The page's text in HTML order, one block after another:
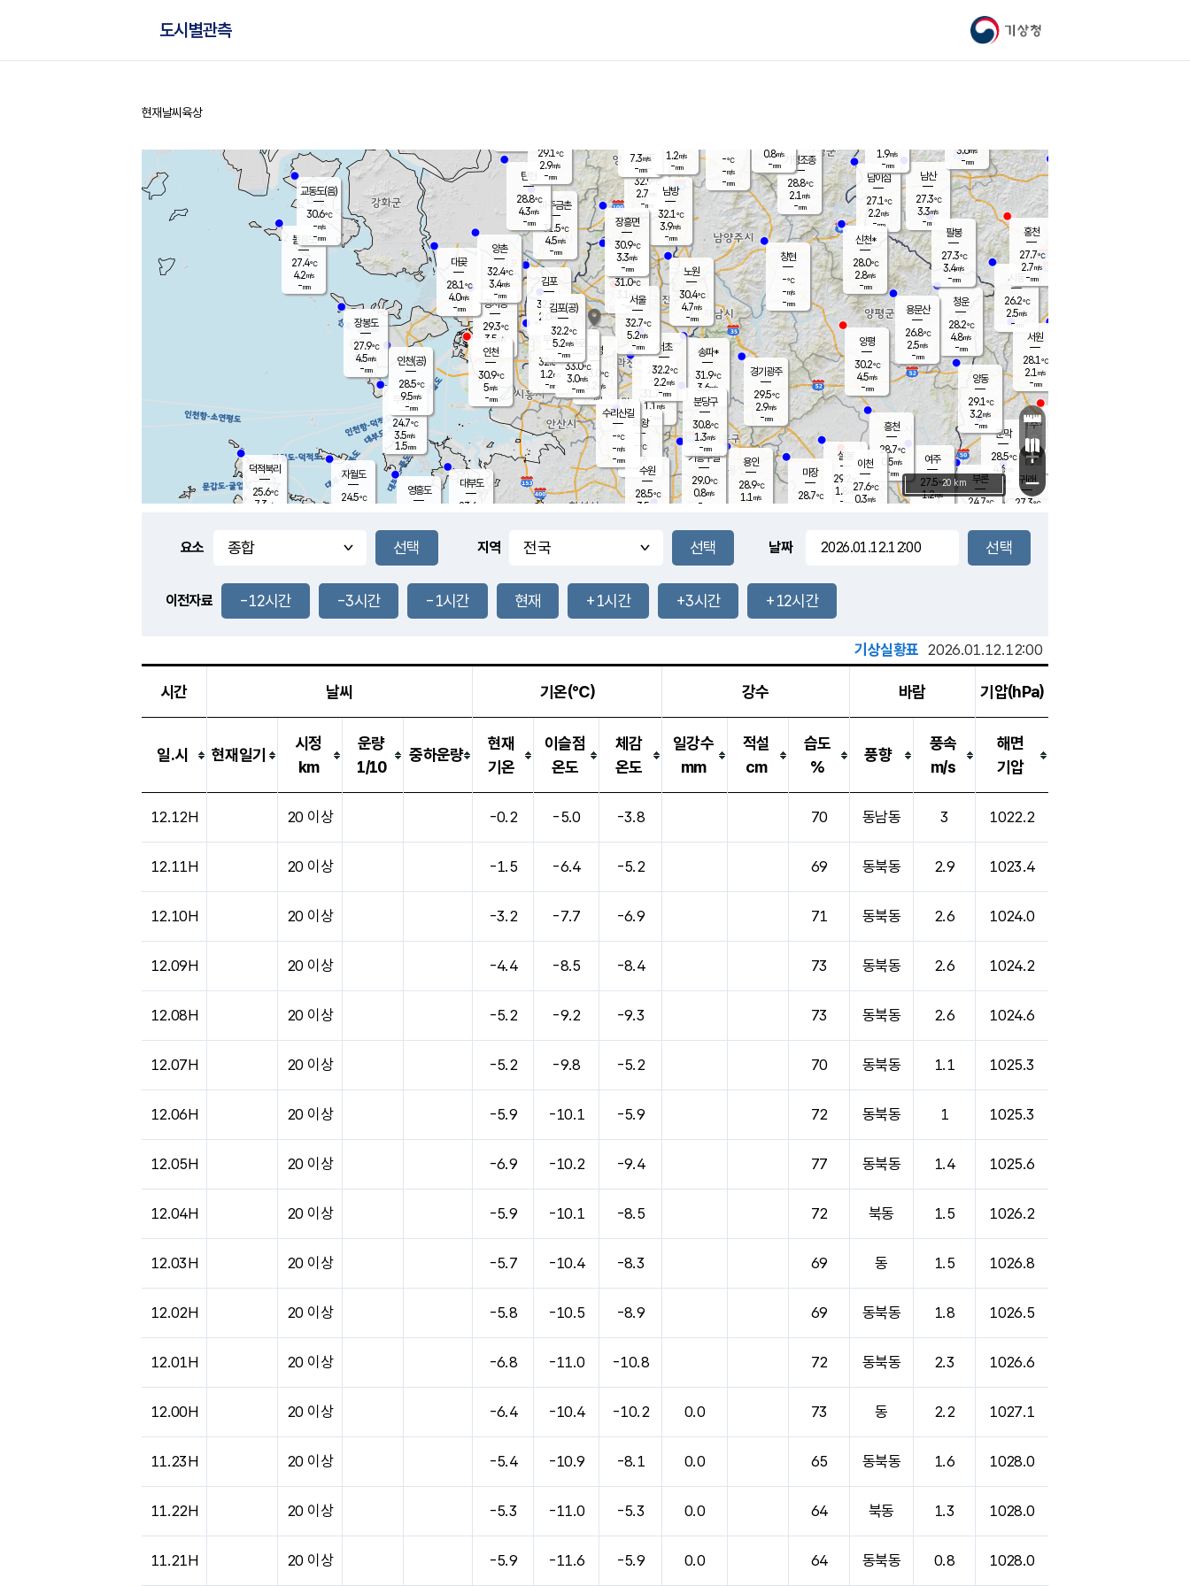
기상청
도시별관측
홈
현재날씨 육상
풍도
4.2m/s
문막
28.5℃
4.6m/s
mm
남이섬
27.1℃
2.2m/s
-mm
무의도
24.7℃
3.5m/s
1.5mm
영흥도
볼음도
27.4℃
4.2m/s
-mm
자월도
24.5℃
양주
32.9℃
2.7
-mm
부론
24.7℃
과천
31.7℃
1.1m/s
- mm
남산
27.3℃
3.3m/s
-mm
장봉도
27.9℃
4.5m/s
-mm
9.0mm
청운
28.2℃
4.8m/s
-mm
팔봉
27.3℃
3.4m/s
-mm
-mm
용인
28.9℃
1.1 m/s
여주
27.5℃
1.2m/s
양동
29.1℃
3.2m/s
-mm
경기광주
29.5℃
2.9m/s
-mm
장호원
1.9m/s
-mm
24.1
℃
대부도
23.6
-
경서동
29.3℃
3.5 m/s
-mm
파주금촌
31.5℃
4.5m/s
-mm
가평조종
28.8℃
2.1 m/s
-mm
-℃
-m/s
-mm
대곶
28.1℃
4.0m/s
-mm
신천*
28.0℃
2.8m/s
-mm
창현
-℃
-m/s
-mm
탄현
28.8℃
4.3m/s
-mm
0.8m/s
-mm
27.0℃
0.2m/s
-mm
흥천
28.7℃
0.5m/s
-mm
마장
28.7℃
의왕
- ℃
m/s
mm
김포
32.2℃
2.0 m/s
mm
설봉
29.2
1.8 m/s
- mm
광명
33.0
℃
3.2 m/s
-mm
부천
32.6℃
1.2m/s
-mm
-mm
양촌
32.4℃
3.4m/s
-mm
구로
33.0℃
3.0m/s
-mm
은평
31.0℃
3.1 m/s
- mm
노원
30.4℃
4.7m/s
-mm
송파*
31.9℃
3.6m/s
-mm
서초
32.2℃
2.2m/s
-mm
남방
32.1℃
3.9m/s
-mm
기흥구갈
29.0℃
0.8m/s
-
수리산길
-℃
-m/s
-mm
분당구
30.8℃
1.3m/s
-mm
장흥면
30.9℃
3.3m/s
-mm
7.3m/s
-mm
시동
26.2℃
2.5m/s
- mm
귀래
27.3℃
서원
28.1℃
2.1 m/s
-mm
용문산
26.8℃
2.5m/s
-mm
덕적북리
25.6℃
7.3 m/s
인천(공)
28.5℃
9.5m/s
-mm
김포(공)
32.2℃
5.2m/s
-mm
교동도(음)
30.6℃
-m/s
-mm
홍천
27.7℃
2.7m/s
-mm
이천
27.6℃
0.3m/s
양평
30.2℃
4.5m/s
-mm
수원
28.5℃
3.5 m/s
인천
30.9℃
5m/s
-mm
서울
32.7℃
5.2m/s
-mm
3.6m/s
-mm
29.1℃
2.9m/s
-mm
1.2m/s
-mm
+
−
20 km
요소 지역 날짜
이전자료 -12시간 -3시간 -1시간 현재 +1시간 +3시간 +12시간
기상실황표 2026.01.12.12:00
시간 날씨 기온(℃) 강수 바람 기압(hPa)
일.시 현재일기
시정
km
운량
1/10
중하운량
현재
기온
이슬점
온도
체감
온도
일강수
mm
적설
cm
습도
%
풍향
풍속
m/s
해면
기압
12.12H 20 이상 -0.2 -5.0 -3.8 70 동남동 3 1022.2
12.11H 20 이상 -1.5 -6.4 -5.2 69 동북동 2.9 1023.4
12.10H 20 이상 -3.2 -7.7 -6.9 71 동북동 2.6 1024.0
12.09H 20 이상 -4.4 -8.5 -8.4 73 동북동 2.6 1024.2
12.08H 20 이상 -5.2 -9.2 -9.3 73 동북동 2.6 1024.6
12.07H 20 이상 -5.2 -9.8 -5.2 70 동북동 1.1 1025.3
12.06H 20 이상 -5.9 -10.1 -5.9 72 동북동 1 1025.3
12.05H 20 이상 -6.9 -10.2 -9.4 77 동북동 1.4 1025.6
12.04H 20 이상 -5.9 -10.1 -8.5 72 북동 1.5 1026.2
12.03H 20 이상 -5.7 -10.4 -8.3 69 동 1.5 1026.8
12.02H 20 이상 -5.8 -10.5 -8.9 69 동북동 1.8 1026.5
12.01H 20 이상 -6.8 -11.0 -10.8 72 동북동 2.3 1026.6
12.00H 20 이상 -6.4 -10.4 -10.2 0.0 73 동 2.2 1027.1
11.23H 20 이상 -5.4 -10.9 -8.1 0.0 65 동북동 1.6 1028.0
11.22H 20 이상 -5.3 -11.0 -5.3 0.0 64 북동 1.3 1028.0
11.21H 20 이상 -5.9 -11.6 -5.9 0.0 64 동북동 0.8 1028.0